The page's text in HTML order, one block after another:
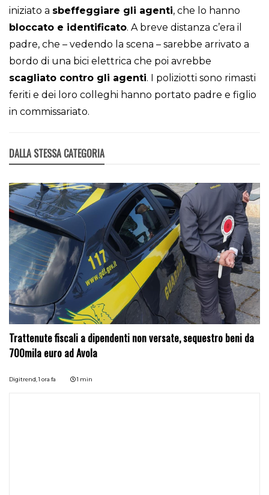
iniziato a sbeffeggiare gli agenti, che lo hanno
bloccato e identificato. A breve distanza c’era il
padre, che – vedendo la scena – sarebbe arrivato a
bordo di una bici elettrica che poi avrebbe
scagliato contro gli agenti. I poliziotti sono rimasti
feriti e dei loro colleghi hanno portato padre e figlio
in commissariato.
DALLA STESSA CATEGORIA
Trattenute fiscali a dipendenti non versate, sequestro beni da
700mila euro ad Avola
Digitrend,1 ora fa 1 min